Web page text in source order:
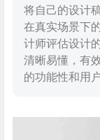
将自己的设计
在真实场景下
计师评估设计
清晰易懂，有
的功能性和用